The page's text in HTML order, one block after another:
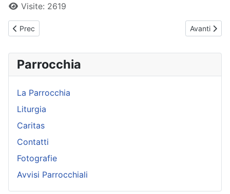
Visite: 2619
Articolo precedente: Papa Francesco - Udienza Generale - 13-
Prec Articolo
Avanti
Parrocchia
La Parrocchia
Liturgia
Caritas
Contatti
Fotografie
Avvisi Parrocchiali